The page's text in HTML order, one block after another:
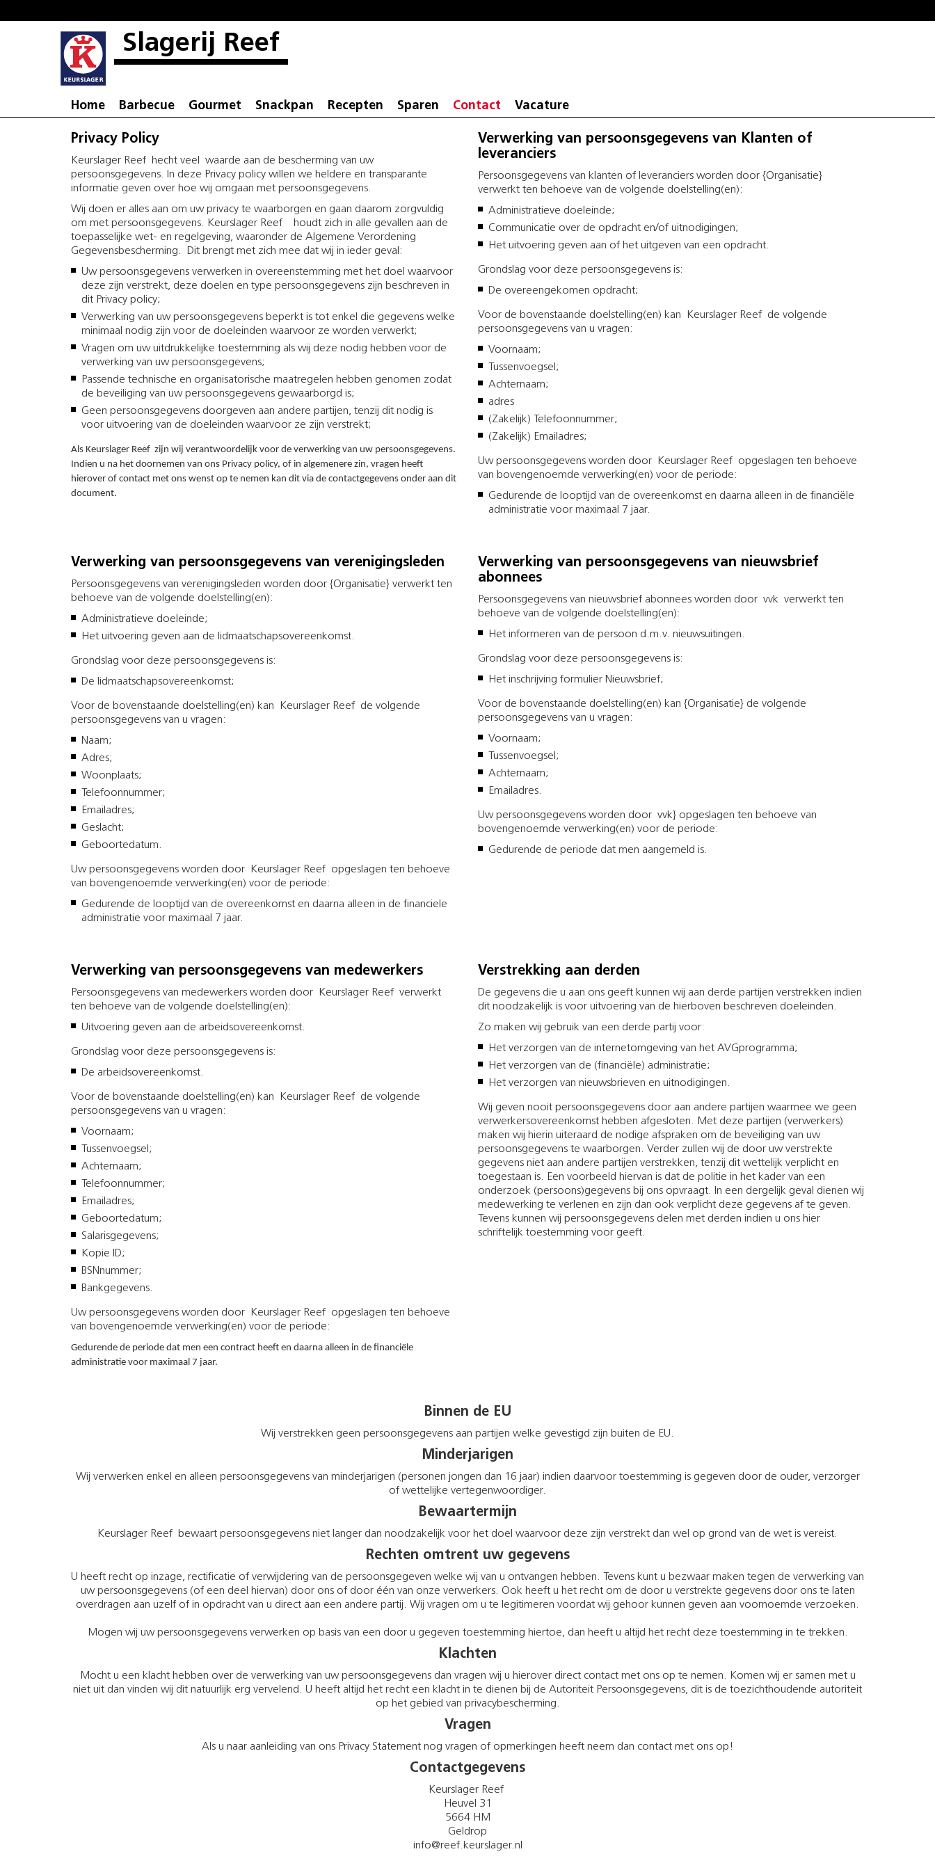
Slagerij Reef
Home Barbecue Gourmet Snackpan Recepten Sparen Contact Vacature
Privacy Policy
Keurslager Reef hecht veel waarde aan de bescherming van uw
persoonsgegevens. In deze Privacy policy willen we heldere en transparante
informatie geven over hoe wij omgaan met persoonsgegevens.
Wij doen er alles aan om uw privacy te waarborgen en gaan daarom zorgvuldig
om met persoonsgegevens. Keurslager Reef houdt zich in alle gevallen aan de
toepasselijke wet- en regelgeving, waaronder de Algemene Verordening
Gegevensbescherming. Dit brengt met zich mee dat wij in ieder geval:
Uw persoonsgegevens verwerken in overeenstemming met het doel waarvoor
deze zijn verstrekt, deze doelen en type persoonsgegevens zijn beschreven in
dit Privacy policy;
Verwerking van uw persoonsgegevens beperkt is tot enkel die gegevens welke
minimaal nodig zijn voor de doeleinden waarvoor ze worden verwerkt;
Vragen om uw uitdrukkelijke toestemming als wij deze nodig hebben voor de
verwerking van uw persoonsgegevens;
Passende technische en organisatorische maatregelen hebben genomen zodat
de beveiliging van uw persoonsgegevens gewaarborgd is;
Geen persoonsgegevens doorgeven aan andere partijen, tenzij dit nodig is
voor uitvoering van de doeleinden waarvoor ze zijn verstrekt;
Als Keurslager Reef zijn wij verantwoordelijk voor de verwerking van uw persoonsgegevens.
Indien u na het doornemen van ons Privacy policy, of in algemenere zin, vragen heeft
hierover of contact met ons wenst op te nemen kan dit via de contactgegevens onder aan dit
document.
Verwerking van persoonsgegevens van Klanten of
leveranciers
Persoonsgegevens van klanten of leveranciers worden door {Organisatie}
verwerkt ten behoeve van de volgende doelstelling(en):
Administratieve doeleinde;
Communicatie over de opdracht en/of uitnodigingen;
Het uitvoering geven aan of het uitgeven van een opdracht.
Grondslag voor deze persoonsgegevens is:
De overeengekomen opdracht;
Voor de bovenstaande doelstelling(en) kan Keurslager Reef de volgende
persoonsgegevens van u vragen:
Voornaam;
Tussenvoegsel;
Achternaam;
adres
(Zakelijk) Telefoonnummer;
(Zakelijk) Emailadres;
Uw persoonsgegevens worden door Keurslager Reef opgeslagen ten behoeve
van bovengenoemde verwerking(en) voor de periode:
Gedurende de looptijd van de overeenkomst en daarna alleen in de financiële
administratie voor maximaal 7 jaar.
Verwerking van persoonsgegevens van verenigingsleden
Persoonsgegevens van verenigingsleden worden door {Organisatie} verwerkt ten
behoeve van de volgende doelstelling(en):
Administratieve doeleinde;
Het uitvoering geven aan de lidmaatschapsovereenkomst.
Grondslag voor deze persoonsgegevens is:
De lidmaatschapsovereenkomst;
Voor de bovenstaande doelstelling(en) kan Keurslager Reef de volgende
persoonsgegevens van u vragen:
Naam;
Adres;
Woonplaats;
Telefoonnummer;
Emailadres;
Geslacht;
Geboortedatum.
Uw persoonsgegevens worden door Keurslager Reef opgeslagen ten behoeve
van bovengenoemde verwerking(en) voor de periode:
Gedurende de looptijd van de overeenkomst en daarna alleen in de financiele
administratie voor maximaal 7 jaar.
Verwerking van persoonsgegevens van nieuwsbrief
abonnees
Persoonsgegevens van nieuwsbrief abonnees worden door vvk verwerkt ten
behoeve van de volgende doelstelling(en):
Het informeren van de persoon d.m.v. nieuwsuitingen.
Grondslag voor deze persoonsgegevens is:
Het inschrijving formulier Nieuwsbrief;
Voor de bovenstaande doelstelling(en) kan {Organisatie} de volgende
persoonsgegevens van u vragen:
Voornaam;
Tussenvoegsel;
Achternaam;
Emailadres.
Uw persoonsgegevens worden door vvk} opgeslagen ten behoeve van
bovengenoemde verwerking(en) voor de periode:
Gedurende de periode dat men aangemeld is.
Verwerking van persoonsgegevens van medewerkers
Persoonsgegevens van medewerkers worden door Keurslager Reef verwerkt
ten behoeve van de volgende doelstelling(en):
Uitvoering geven aan de arbeidsovereenkomst.
Grondslag voor deze persoonsgegevens is:
De arbeidsovereenkomst.
Voor de bovenstaande doelstelling(en) kan Keurslager Reef de volgende
persoonsgegevens van u vragen:
Voornaam;
Tussenvoegsel;
Achternaam;
Telefoonnummer;
Emailadres;
Geboortedatum;
Salarisgegevens;
Kopie ID;
BSNnummer;
Bankgegevens.
Uw persoonsgegevens worden door Keurslager Reef opgeslagen ten behoeve
van bovengenoemde verwerking(en) voor de periode:
Gedurende de periode dat men een contract heeft en daarna alleen in de financiële
administratie voor maximaal 7 jaar.
Verstrekking aan derden
De gegevens die u aan ons geeft kunnen wij aan derde partijen verstrekken indien
dit noodzakelijk is voor uitvoering van de hierboven beschreven doeleinden.
Zo maken wij gebruik van een derde partij voor:
Het verzorgen van de internetomgeving van het AVGprogramma;
Het verzorgen van de (financiële) administratie;
Het verzorgen van nieuwsbrieven en uitnodigingen.
Wij geven nooit persoonsgegevens door aan andere partijen waarmee we geen
verwerkersovereenkomst hebben afgesloten. Met deze partijen (verwerkers)
maken wij hierin uiteraard de nodige afspraken om de beveiliging van uw
persoonsgegevens te waarborgen. Verder zullen wij de door uw verstrekte
gegevens niet aan andere partijen verstrekken, tenzij dit wettelijk verplicht en
toegestaan is. Een voorbeeld hiervan is dat de politie in het kader van een
onderzoek (persoons)gegevens bij ons opvraagt. In een dergelijk geval dienen wij
medewerking te verlenen en zijn dan ook verplicht deze gegevens af te geven.
Tevens kunnen wij persoonsgegevens delen met derden indien u ons hier
schriftelijk toestemming voor geeft.
Binnen de EU
Wij verstrekken geen persoonsgegevens aan partijen welke gevestigd zijn buiten de EU.
Minderjarigen
Wij verwerken enkel en alleen persoonsgegevens van minderjarigen (personen jongen dan 16 jaar) indien daarvoor toestemming is gegeven door de ouder, verzorger
of wettelijke vertegenwoordiger.
Bewaartermijn
Keurslager Reef bewaart persoonsgegevens niet langer dan noodzakelijk voor het doel waarvoor deze zijn verstrekt dan wel op grond van de wet is vereist.
Rechten omtrent uw gegevens
U heeft recht op inzage, rectificatie of verwijdering van de persoonsgegeven welke wij van u ontvangen hebben. Tevens kunt u bezwaar maken tegen de verwerking van
uw persoonsgegevens (of een deel hiervan) door ons of door één van onze verwerkers. Ook heeft u het recht om de door u verstrekte gegevens door ons te laten
overdragen aan uzelf of in opdracht van u direct aan een andere partij. Wij vragen om u te legitimeren voordat wij gehoor kunnen geven aan voornoemde verzoeken.
Mogen wij uw persoonsgegevens verwerken op basis van een door u gegeven toestemming hiertoe, dan heeft u altijd het recht deze toestemming in te trekken.
Klachten
Mocht u een klacht hebben over de verwerking van uw persoonsgegevens dan vragen wij u hierover direct contact met ons op te nemen. Komen wij er samen met u
niet uit dan vinden wij dit natuurlijk erg vervelend. U heeft altijd het recht een klacht in te dienen bij de Autoriteit Persoonsgegevens, dit is de toezichthoudende autoriteit
op het gebied van privacybescherming.
Vragen
Als u naar aanleiding van ons Privacy Statement nog vragen of opmerkingen heeft neem dan contact met ons op!
Contactgegevens
Keurslager Reef
Heuvel 31
5664 HM
Geldrop
info@reef.keurslager.nl